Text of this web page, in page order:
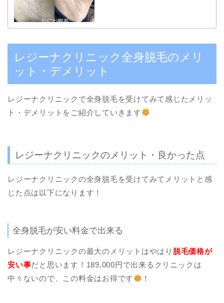
レジーナクリニック全身脱毛のメリ
ット・デメリット
レジーナクリニックで全身脱毛を受けてみて感じたメリッ
ト・デメリットをご紹介していきます
レジーナクリニックのメリット・良かった点
レジーナクリニックの全身脱毛を受けてみてメリットと感
じた点は以下になります！
全身脱毛が安い料金で出来る
レジーナクリニックの最大のメリットはやはり 脱毛価格が
安い事だと思います！189,000円で出来るクリニックは
中々ないので、この料金はお得です
！